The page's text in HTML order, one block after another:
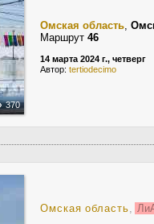
370
Омская область,
Маршрут 46
14 марта 2024 г., четверг
Автор: tertiodecimo
Омская область,